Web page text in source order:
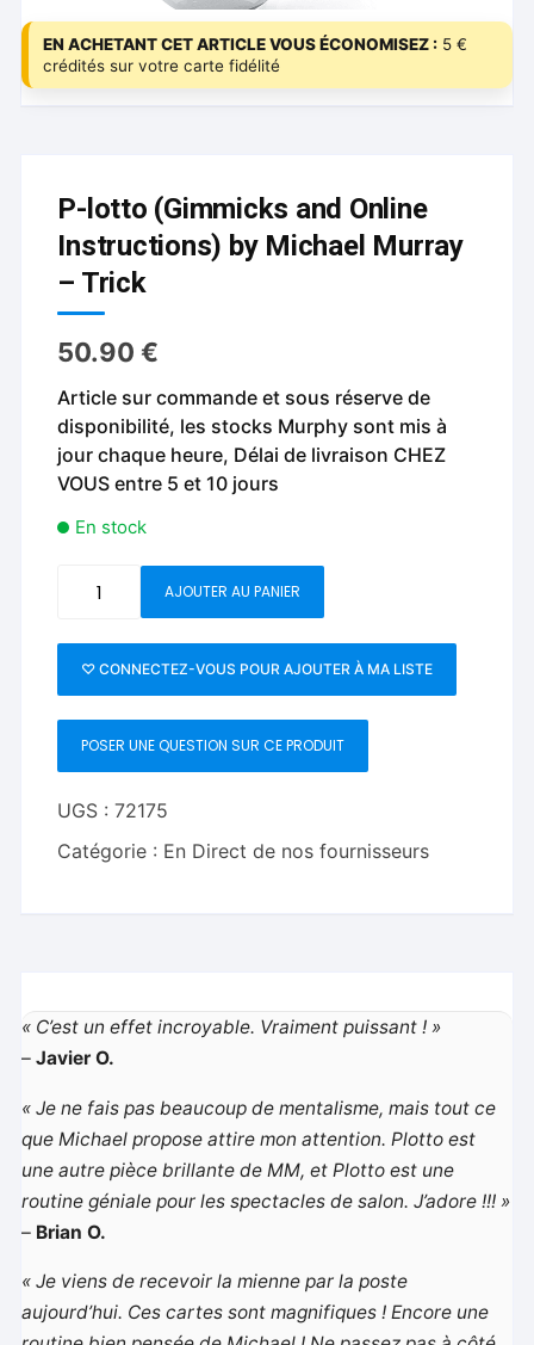
EN ACHETANT CET ARTICLE VOUS ÉCONOMISEZ : 5 €
crédités sur votre carte fidélité
P-lotto (Gimmicks and Online
Instructions) by Michael Murray
– Trick
50.90€
Article sur commande et sous réserve de
disponibilité, les stocks Murphy sont mis à
jour chaque heure, Délai de livraison CHEZ
VOUS entre 5 et 10 jours
En stock
lotto
(Gimmicks
and
Online
Instructions)
by
Murray
AJOUTER AU PANIER
♡ CONNECTEZ-VOUS POUR AJOUTER À MA LISTE
POSER UNE QUESTION SUR CE PRODUIT
UGS :72175
Catégorie : En Direct de nos fournisseurs
« C’est un effet incroyable. Vraiment puissant ! »
–Javier O.
« Je ne fais pas beaucoup de mentalisme, mais tout ce
que Michael propose attire mon attention. Plotto est
une autre pièce brillante de MM, et Plotto est une
routine géniale pour les spectacles de salon. J’adore !!! »
– Brian O.
« Je viens de recevoir la mienne par la poste
aujourd’hui. Ces cartes sont magnifiques ! Encore une